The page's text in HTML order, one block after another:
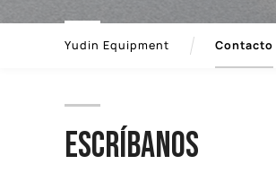
Yudin Equipment Contacto
ESCRÍBANOS